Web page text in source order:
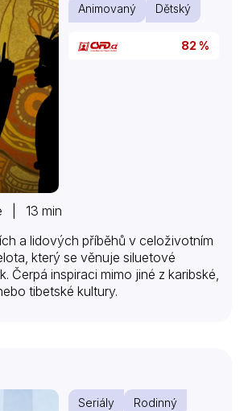
Animovaný
Dětský
82 %
| 13 min
a lidových příběhů v celoživotním
který se věnuje siluetové
Čerpá inspiraci mimo jiné z karibské,
tibetské kultury.
Seriály
Rodinný